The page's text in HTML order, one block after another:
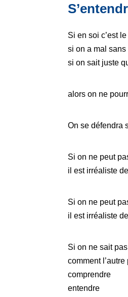
Si en soi c’est
si on a mal
si on sait juste
alors on ne
On se défendra
Si on ne peut
il est irréaliste
Si on ne peut
il est irréaliste
Si on ne sait
comment
comprendre
entendre